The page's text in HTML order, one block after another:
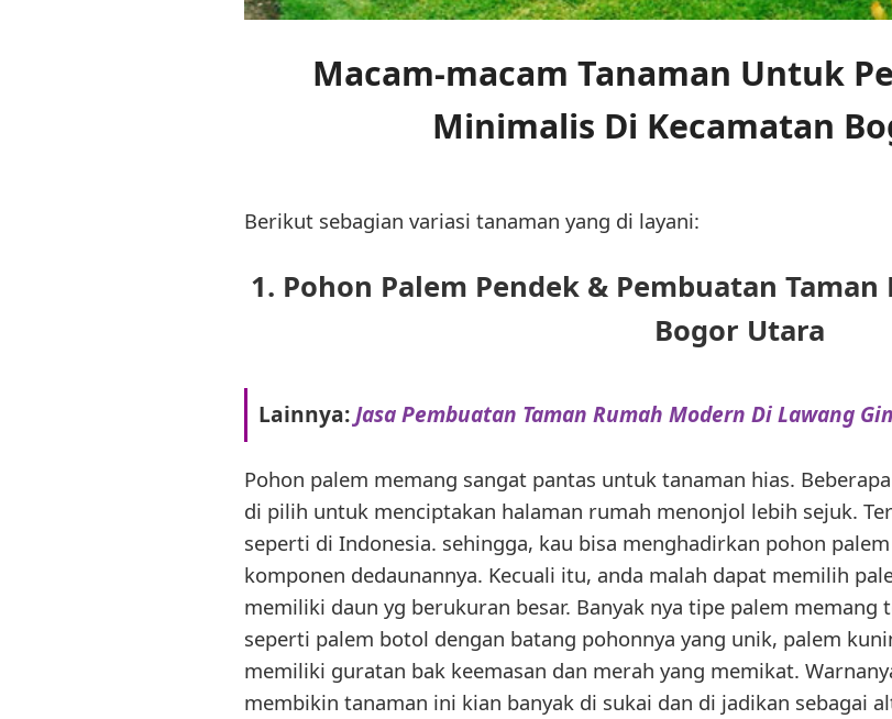
Macam-macam Tanaman Untuk
Minimalis Di Kecamatan
Berikut sebagian variasi tanaman yang di layani:
1. Pohon Palem Pendek & Pembuatan
Bogor Utara
Lainnya:Jasa Pembuatan Taman Rumah Modern Di Lawang
Pohon palem memang sangat pantas untuk tanaman hias.
di pilih untuk menciptakan halaman rumah menonjol lebih sejuk.
seperti di Indonesia. sehingga, kau bisa menghadirkan pohon
komponen dedaunannya. Kecuali itu, anda malah dapat memilih
memiliki daun yg berukuran besar. Banyak nya tipe palem
seperti palem botol dengan batang pohonnya yang unik, palem
memiliki guratan bak keemasan dan merah yang memikat.
membikin tanaman ini kian banyak di sukai dan di jadikan sebagai